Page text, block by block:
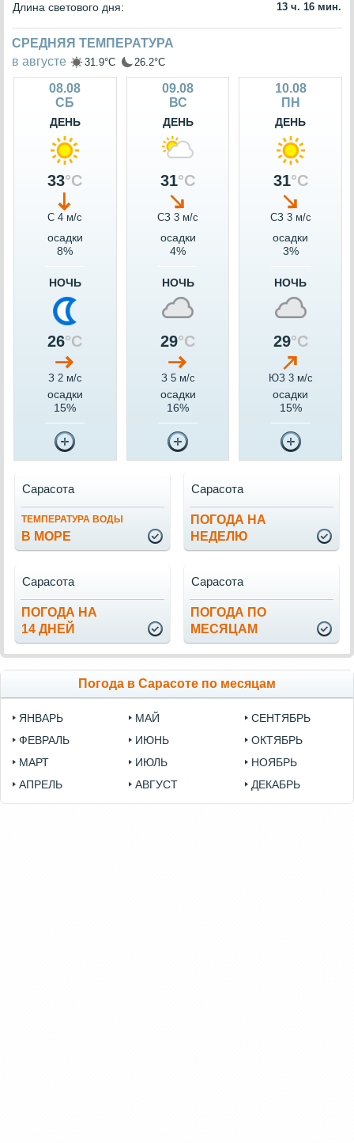
Длина светового дня: 13 ч. 16 мин.
СРЕДНЯЯ ТЕМПЕРАТУРА
в августе
31.9°C 26.2°C
08.08
СБ
ДЕНЬ
33°C
С 4 м/c
осадки
8%
НОЧЬ
26°C
З 2 м/c
осадки
15%
09.08
ВС
ДЕНЬ
31°C
СЗ 3 м/c
осадки
4%
НОЧЬ
29°C
З 5 м/c
осадки
16%
10.08
ПН
ДЕНЬ
31°C
СЗ 3 м/c
осадки
3%
НОЧЬ
29°C
ЮЗ 3 м/c
осадки
15%
ТЕМПЕРАТУРА ВОДЫ
В МОРЕ
Сарасота
ПОГОДА НА
НЕДЕЛЮ
Сарасота
ПОГОДА НА
14 ДНЕЙ
Сарасота
ПОГОДА ПО
МЕСЯЦАМ
Сарасота
Погода в Сарасоте по месяцам
ЯНВАРЬ
ФЕВРАЛЬ
МАРТ
АПРЕЛЬ
МАЙ
ИЮНЬ
ИЮЛЬ
АВГУСТ
СЕНТЯБРЬ
ОКТЯБРЬ
НОЯБРЬ
ДЕКАБРЬ